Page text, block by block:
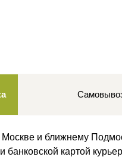
Москве и ближнему
картой